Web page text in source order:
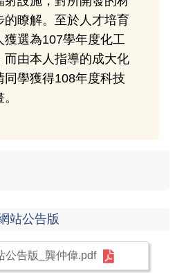
的瞭解。至於人才培育
選為107學年度化工
而由本人指導的成大化
學獲得108年度科技
站公告版
公告版_龔仲偉.pdf